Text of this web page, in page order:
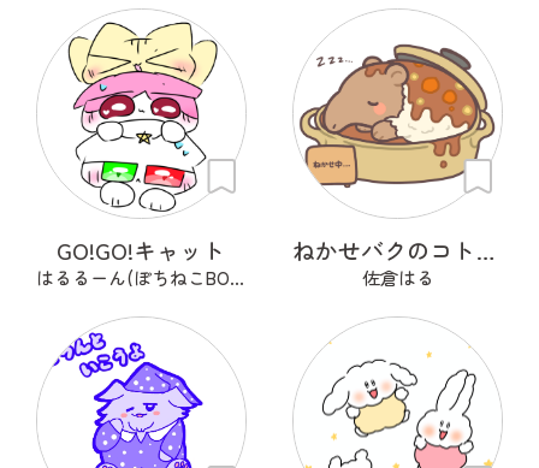
GO!GO!キャット
はるるーん(ぽちねこBOOKS)
ねかせバクのコトコト
佐倉はる